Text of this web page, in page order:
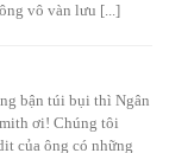
vô vàn lưu [...]
bận túi bụi thì Ngân
ơi! Chúng tôi
của ông có những